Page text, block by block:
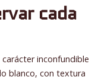
cada
inconfundible
blanco, con textura